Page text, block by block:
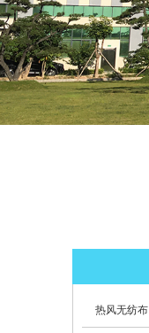
热风无纺布